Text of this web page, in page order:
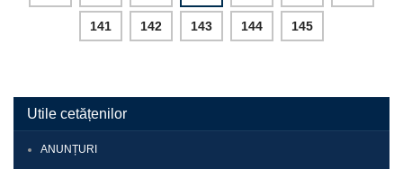
141 142 143 144 145
Utile cetățenilor
ANUNȚURI